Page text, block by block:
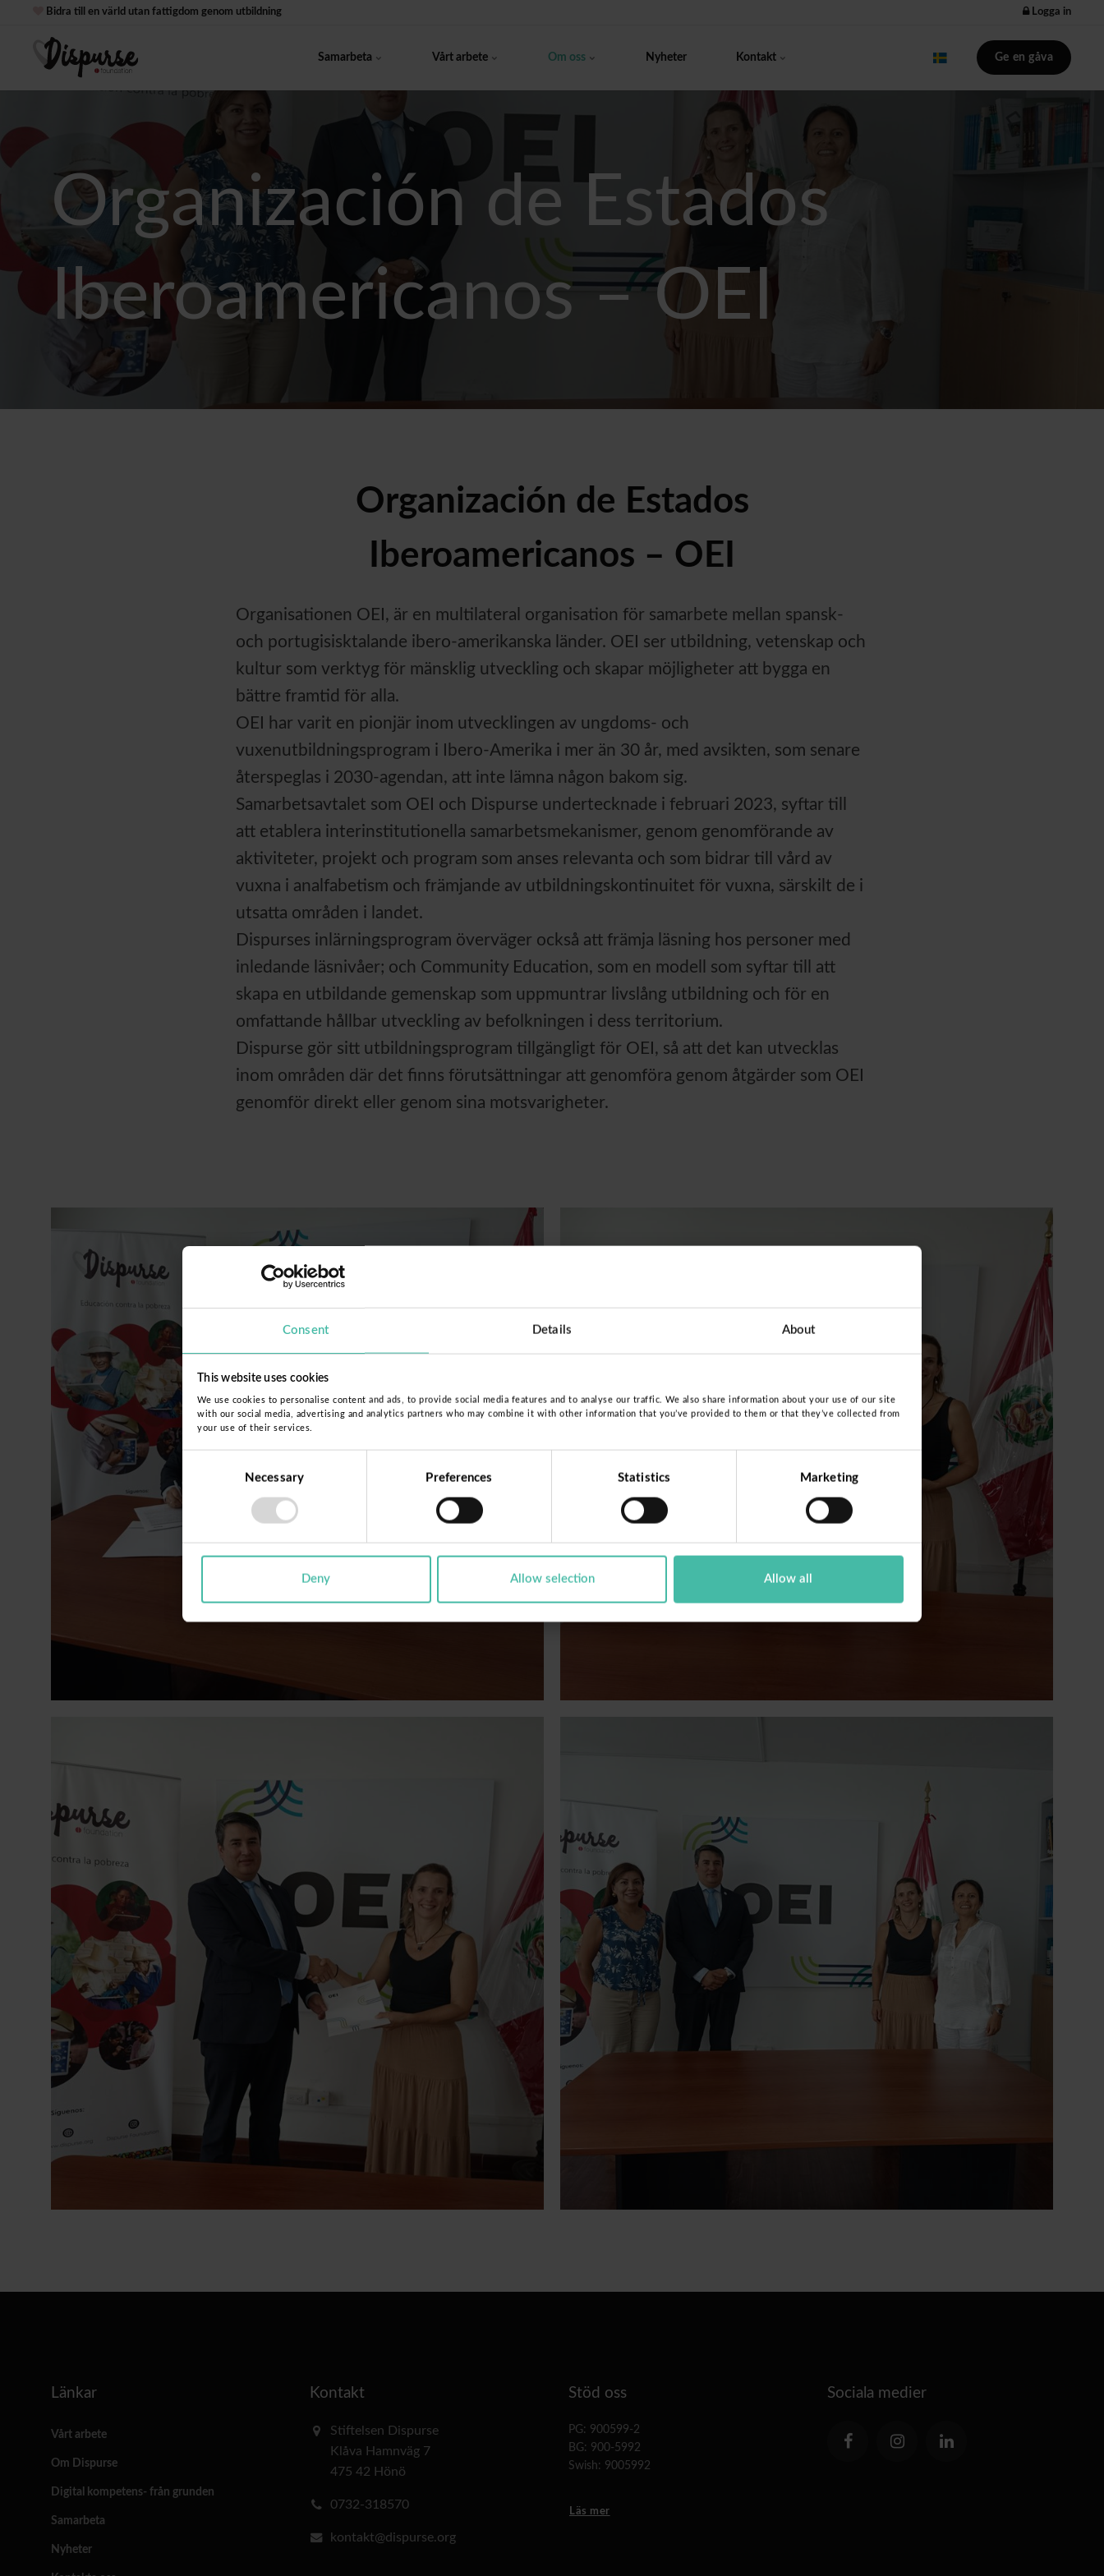
Consent Details About
This website uses cookies
We use cookies to personalise content and ads, to provide social media features and to analyse our traffic. We also share information about your use of our site
with our social media, advertising and analytics partners who may combine it with other information that you’ve provided to them or that they’ve collected from
your use of their services.
Necessary Preferences Statistics Marketing
Deny Allow selection Allow all
Bidra till en värld utan fattigdom genom utbildning Logga in
Samarbeta Vårt arbete Om oss Nyheter Kontakt Ge en gåva
Organización de Estados
Iberoamericanos – OEI
Organización de Estados
Iberoamericanos – OEI
Organisationen OEI, är en multilateral organisation för samarbete mellan spansk-
och portugisisktalande ibero-amerikanska länder. OEI ser utbildning, vetenskap och
kultur som verktyg för mänsklig utveckling och skapar möjligheter att bygga en
bättre framtid för alla.
OEI har varit en pionjär inom utvecklingen av ungdoms- och
vuxenutbildningsprogram i Ibero-Amerika i mer än 30 år, med avsikten, som senare
återspeglas i 2030-agendan, att inte lämna någon bakom sig.
Samarbetsavtalet som OEI och Dispurse undertecknade i februari 2023, syftar till
att etablera interinstitutionella samarbetsmekanismer, genom genomförande av
aktiviteter, projekt och program som anses relevanta och som bidrar till vård av
vuxna i analfabetism och främjande av utbildningskontinuitet för vuxna, särskilt de i
utsatta områden i landet.
Dispurses inlärningsprogram överväger också att främja läsning hos personer med
inledande läsnivåer; och Community Education, som en modell som syftar till att
skapa en utbildande gemenskap som uppmuntrar livslång utbildning och för en
omfattande hållbar utveckling av befolkningen i dess territorium.
Dispurse gör sitt utbildningsprogram tillgängligt för OEI, så att det kan utvecklas
inom områden där det finns förutsättningar att genomföra genom åtgärder som OEI
genomför direkt eller genom sina motsvarigheter.
Länkar
Vårt arbete
Om Dispurse
Digital kompetens- från grunden
Samarbeta
Nyheter
Kontakt
Stiftelsen Dispurse
Klåva Hamnväg 7
475 42 Hönö
0732-318570
kontakt@dispurse.org
Stöd oss
PG: 900599-2
BG: 900-5992
Swish: 9005992
Läs mer
Sociala medier